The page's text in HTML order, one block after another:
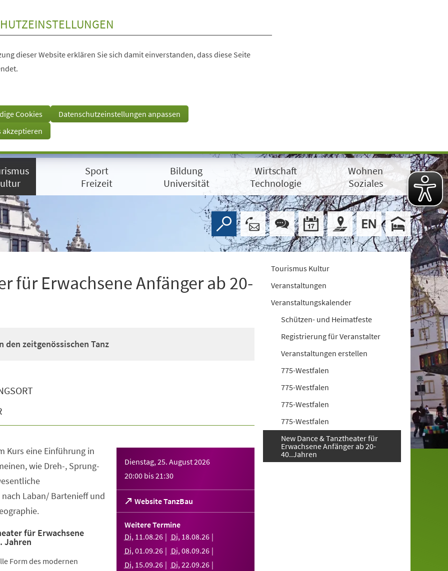
dieser Website erklären Sie sich damit einverstanden, dass diese Seite
Cookies
Datenschutzeinstellungen anpassen
akzeptieren
Sport
Freizeit
Bildung
Universität
Wirtschaft
Technologie
Wohnen
Soziales
für Erwachsene Anfänger ab 20-
den zeitgenössischen Tanz
Dienstag, 25. August 2026
20:00 bis21:30
Website TanzBau
(Öffnet
in
einem
neuen
Tab)
Weitere Termine
Di, 11.08.26 Di, 18.08.26
Di,01.09.26 Di,08.09.26
Di, 15.09.26 Di,22.09.26
Kurs eine Einführung in
wie Dreh-, Sprung-
Laban/ Bartenieff und
für Erwachsene
Jahren
Form des modernen
Tourismus Kultur
Veranstaltungen
Veranstaltungskalender
Schützen- und Heimatfeste
Registrierung für Veranstalter
Veranstaltungen erstellen
775-Westfalen
775-Westfalen
775-Westfalen
775-Westfalen
New Dance & Tanztheater für
Erwachsene Anfänger ab 20-
40..Jahren